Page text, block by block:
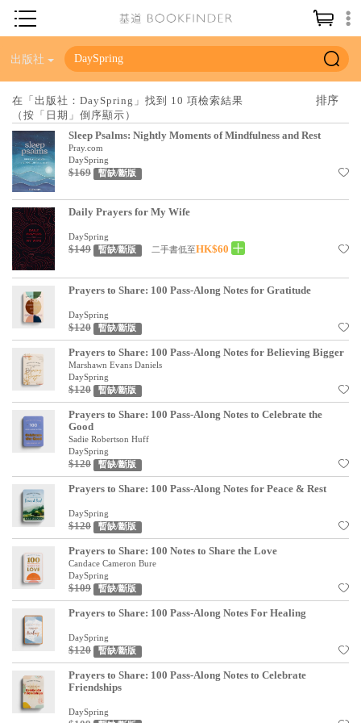
神學／教義
聖經
信仰入門
教會歷史
靈修／禱告
信徒生活
教會事工
分齡牧養
社會／倫理
哲學／宗教比較
見證／傳記
文藝／勵志
童書
精選影音
其他
禮品專區
得獎作品推介
暢銷榜
中文二手書
英文二手書
精選英文書
出版社
在「出版社：DaySpring」找到 10 項檢索結果
（按「日期」倒序顯示）
Sleep Psalms: Nightly Moments of Mindfulness and Rest
Pray.com
DaySpring
$169 暫缺/斷版
Daily Prayers for My Wife
DaySpring
$149 暫缺/斷版 二手書低至HK$60
Prayers to Share: 100 Pass-Along Notes for Gratitude
DaySpring
$120 暫缺/斷版
Prayers to Share: 100 Pass-Along Notes for Believing Bigger
Marshawn Evans Daniels
DaySpring
$120 暫缺/斷版
Prayers to Share: 100 Pass-Along Notes to Celebrate the
Good
Sadie Robertson Huff
DaySpring
$120 暫缺/斷版
Prayers to Share: 100 Pass-Along Notes for Peace & Rest
DaySpring
$120 暫缺/斷版
Prayers to Share: 100 Notes to Share the Love
Candace Cameron Bure
DaySpring
$109 暫缺/斷版
Prayers to Share: 100 Pass-Along Notes For Healing
DaySpring
$120 暫缺/斷版
Prayers to Share: 100 Pass-Along Notes to Celebrate
Friendships
DaySpring